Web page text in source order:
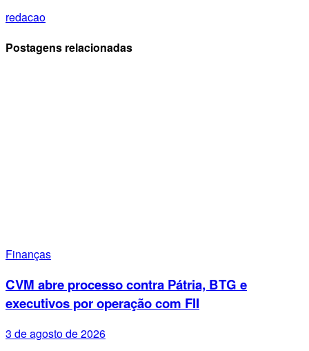
redacao
Postagens relacionadas
Finanças
CVM abre processo contra Pátria, BTG e
executivos por operação com FII
3 de agosto de 2026